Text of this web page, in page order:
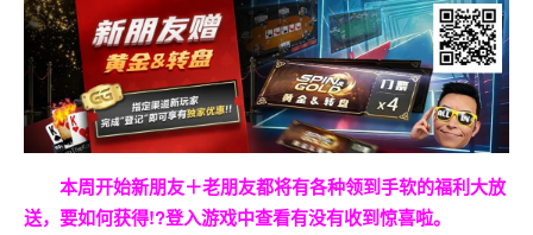
本周开始新朋友＋老朋友都将有各种领到手软的福利大放
送，要如何获得!?登入游戏中查看有没有收到惊喜啦。